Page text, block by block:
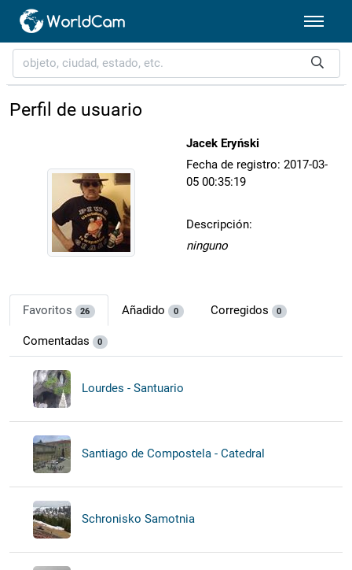
Perfil de usuario
Jacek Eryński
Fecha de registro: 2017-03-
05 00:35:19
Descripción:
ninguno
Favoritos 26 Añadido 0 Corregidos 0
Comentadas 0
Lourdes - Santuario
Santiago de Compostela - Catedral
Schronisko Samotnia